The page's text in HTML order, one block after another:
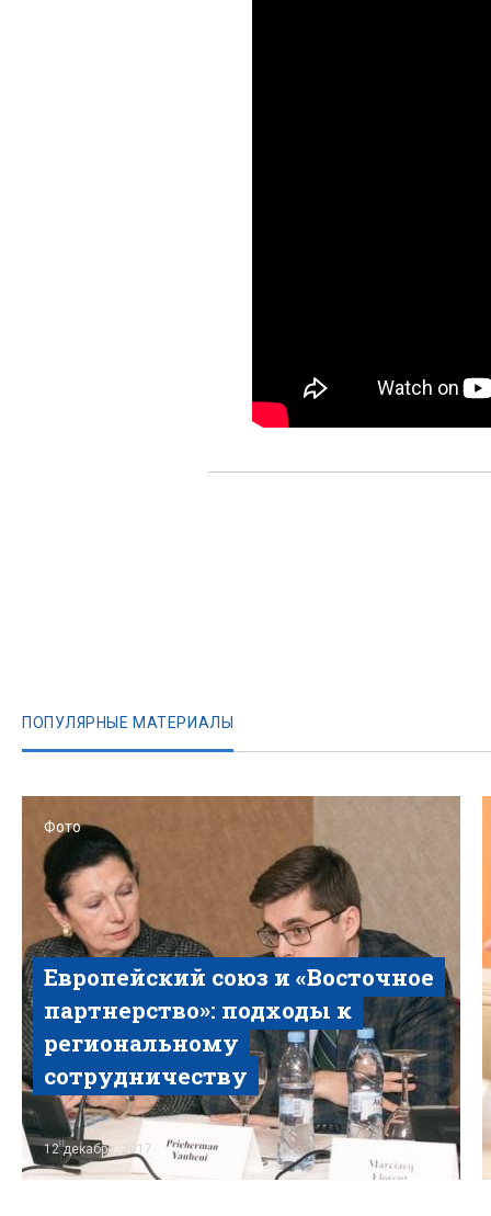
ПОПУЛЯРНЫЕ МАТЕРИАЛЫ
Фото
Европейский союз и «Восточное
партнерство»: подходы к
региональному
сотрудничеству
12 декабря, 2017 Читать